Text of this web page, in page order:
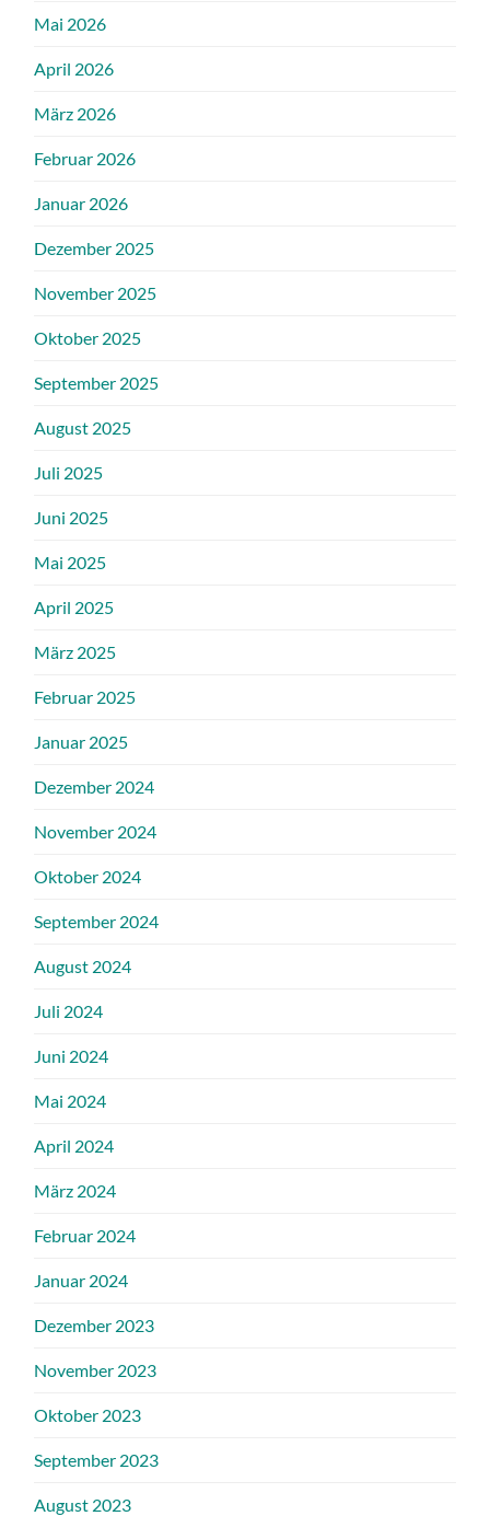
Mai 2026
April 2026
März 2026
Februar 2026
Januar 2026
Dezember 2025
November 2025
Oktober 2025
September 2025
August 2025
Juli 2025
Juni 2025
Mai 2025
April 2025
März 2025
Februar 2025
Januar 2025
Dezember 2024
November 2024
Oktober 2024
September 2024
August 2024
Juli 2024
Juni 2024
Mai 2024
April 2024
März 2024
Februar 2024
Januar 2024
Dezember 2023
November 2023
Oktober 2023
September 2023
August 2023